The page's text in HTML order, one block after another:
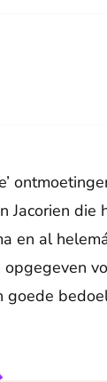
Jacorien
en al